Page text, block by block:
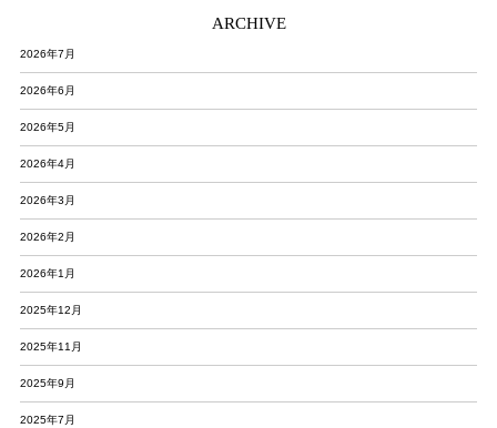
ARCHIVE
2026年7月
2026年6月
2026年5月
2026年4月
2026年3月
2026年2月
2026年1月
2025年12月
2025年11月
2025年9月
2025年7月